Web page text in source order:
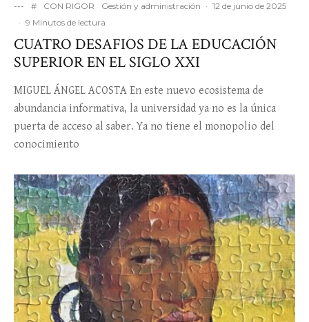
--- # CON RIGOR Gestión y administración · 12 de junio de 2025
· 9 Minutos de lectura
CUATRO DESAFIOS DE LA EDUCACIÓN
SUPERIOR EN EL SIGLO XXI
MIGUEL ÁNGEL ACOSTA En este nuevo ecosistema de
abundancia informativa, la universidad ya no es la única
puerta de acceso al saber. Ya no tiene el monopolio del
conocimiento